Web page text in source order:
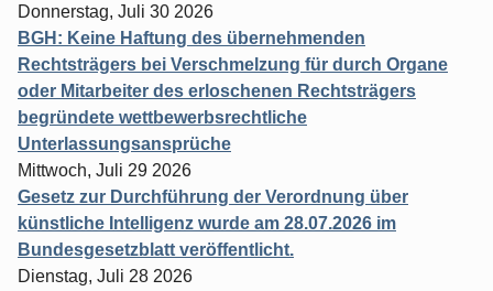
Donnerstag, Juli 30 2026
BGH: Keine Haftung des übernehmenden
Rechtsträgers bei Verschmelzung für durch Organe
oder Mitarbeiter des erloschenen Rechtsträgers
begründete wettbewerbsrechtliche
Unterlassungsansprüche
Mittwoch, Juli 29 2026
Gesetz zur Durchführung der Verordnung über
künstliche Intelligenz wurde am 28.07.2026 im
Bundesgesetzblatt veröffentlicht.
Dienstag, Juli 28 2026